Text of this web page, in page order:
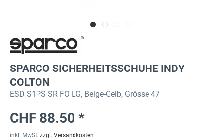
SPARCO SICHERHEITSSCHUHE INDY
COLTON
ESD S1PS SR FO LG, Beige-Gelb, Grösse 47
CHF 88.50 *
inkl. MwSt. zzgl. Versandkosten